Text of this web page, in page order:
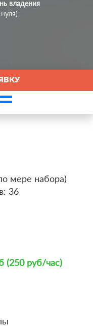
владения
мере набора)
36
(250 руб/час)